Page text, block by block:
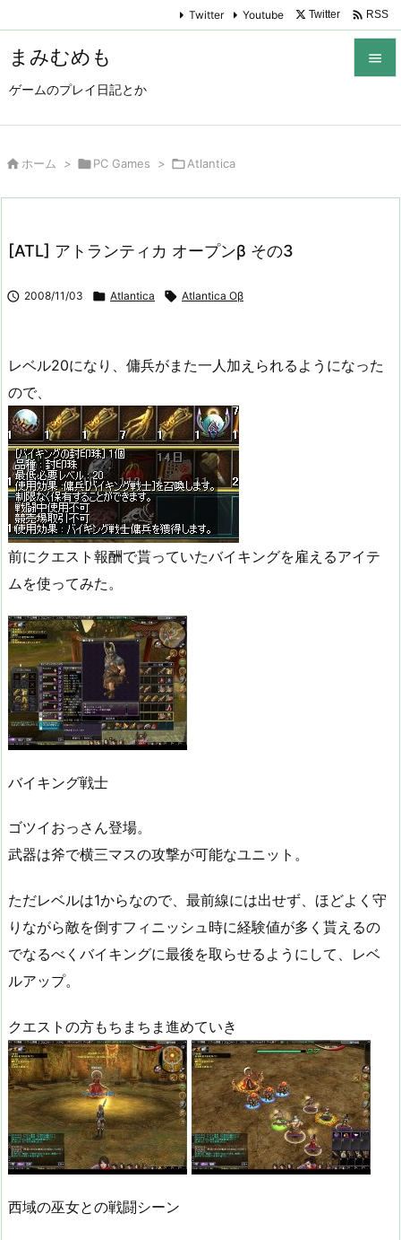
まみむめも
ゲームのプレイ日記とか

Twitter Youtube Twitter  RSS
 ホーム > PC Games > Atlantica
[ATL] アトランティカ オープンβ その3
 2008/11/03  Atlantica  Atlantica Oβ
レベル20になり、傭兵がまた一人加えられるようになった
ので、
前にクエスト報酬で貰っていたバイキングを雇えるアイテ
ムを使ってみた。
バイキング戦士
ゴツイおっさん登場。
武器は斧で横三マスの攻撃が可能なユニット。
ただレベルは1からなので、最前線には出せず、ほどよく守
りながら敵を倒すフィニッシュ時に経験値が多く貰えるの
でなるべくバイキングに最後を取らせるようにして、レベ
ルアップ。
クエストの方もちまちま進めていき
西域の巫女との戦闘シーン